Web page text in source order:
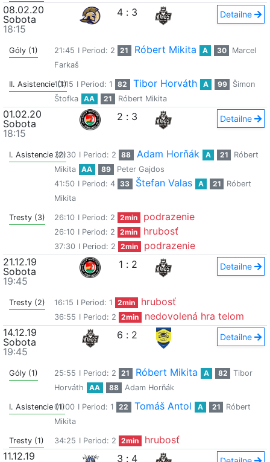
08.02.20
Sobota
18:15
4 : 3 Detailne
Góly (1) 21:45 I Period: 2 21 Róbert Mikita A 30
Marcel
Farkaš
II. Asistencie (1)
10:15 I Period: 1 82 Tibor Horváth A 99
Šimon
Štofka
AA 21 Róbert Mikita
01.02.20
Sobota
18:15
2 : 3 Detailne
I. Asistencie (2)30:30 I Period: 2 88 Adam Horňák A 21
Róbert
Mikita
AA 89
Peter Gajdos
41:50 I Period: 4 33 Štefan Valas A 21
Róbert
Mikita
Tresty (3) 26:10 I Period: 2 2min podrazenie
26:10 I Period: 2 2min hrubosť
37:30 I Period: 2 2min
podrazenie
21.12.19
Sobota
19:45
1 : 2 Detailne
Tresty (2) 16:15 I Period: 1 2min hrubosť
36:55 I Period: 2 2min
nedovolená hra telom
14.12.19
Sobota
19:45
6 : 2 Detailne
Góly (1) 25:55 I Period: 2 21 Róbert Mikita A 82
Tibor
Horváth
AA 88 Adam Horňák
I. Asistencie (1)01:00 I Period: 1 22 Tomáš Antol A 21
Róbert
Mikita
Tresty (1) 34:25 I Period: 2 2min
hrubosť
11.12.19
3 : 4